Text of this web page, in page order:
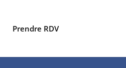
Prendre RDV